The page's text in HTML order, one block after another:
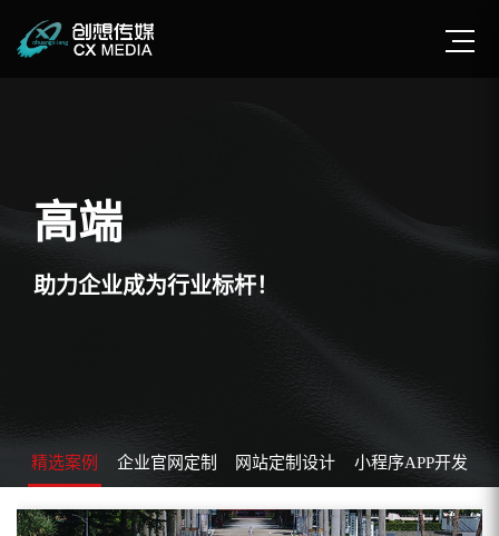
高端
助力企业成为行业标杆！
精选案例 企业官网定制 网站定制设计 小程序APP开发